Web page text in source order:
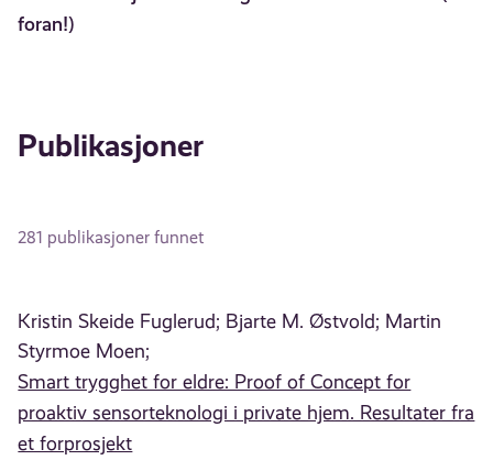
foran!)
Publikasjoner
281 publikasjoner funnet
Kristin Skeide Fuglerud; Bjarte M. Østvold; Martin
Styrmoe Moen;
Smart trygghet for eldre: Proof of Concept for
proaktiv sensorteknologi i private hjem. Resultater fra
et forprosjekt